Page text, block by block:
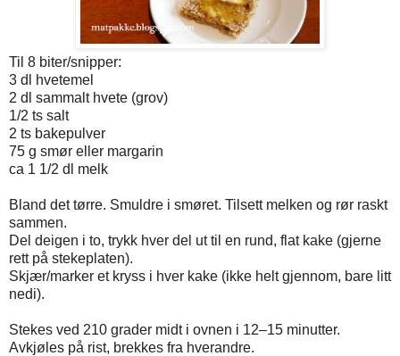
Til 8 biter/snipper:
3 dl hvetemel
2 dl sammalt hvete (grov)
1/2 ts salt
2 ts bakepulver
75 g smør eller margarin
ca 1 1/2 dl melk
Bland det tørre. Smuldre i smøret. Tilsett melken og rør raskt
sammen.
Del deigen i to, trykk hver del ut til en rund, flat kake (gjerne
rett på stekeplaten).
Skjær/marker et kryss i hver kake (ikke helt gjennom, bare litt
nedi).
Stekes ved 210 grader midt i ovnen i 12–15 minutter.
Avkjøles på rist, brekkes fra hverandre.